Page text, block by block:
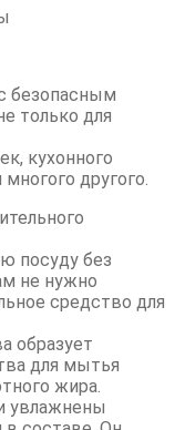
безопасным
только для
кухонного
другого.
посуду без
не нужно
средство для
образует
для мытья
жира.
увлажнены